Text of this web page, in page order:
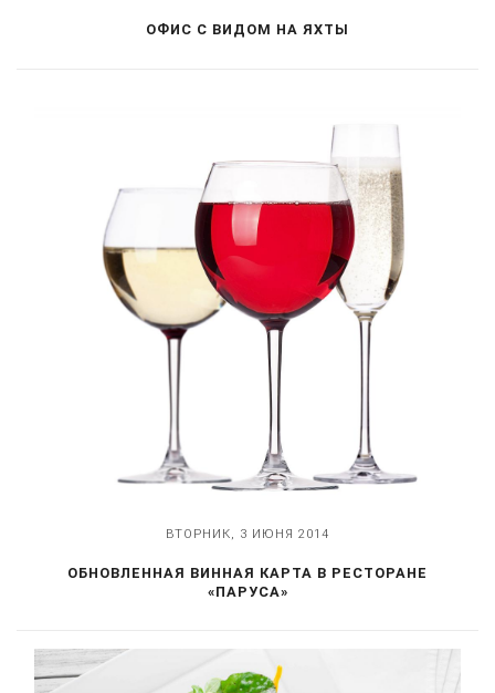
ОФИС С ВИДОМ НА ЯХТЫ
ВТОРНИК, 3 ИЮНЯ 2014
ОБНОВЛЕННАЯ ВИННАЯ КАРТА В РЕСТОРАНЕ
«ПАРУСА»